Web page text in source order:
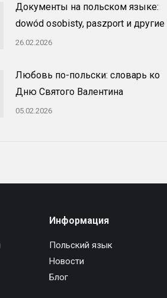
Документы на польском языке:
dowód osobisty, paszport и другие
26.02.2026
Любовь по-польски: словарь ко
Дню Святого Валентина
05.02.2026
Информация
Польский язык
Новости
Блог